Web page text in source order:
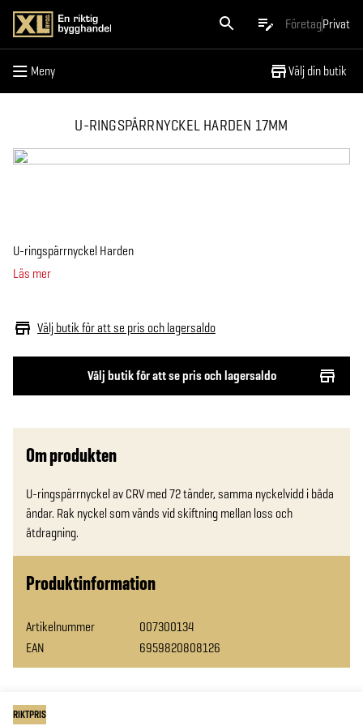
FöretagPrivat
Meny Välj din butik
Meny
U-RINGSPÄRRNYCKEL HARDEN 17MM
Välj butik för att se pris och lagersaldo
Välj butik för att se pris och lagersaldo
U-ringspärrnyckel Harden
Läs mer
Om produkten
U-ringspärrnyckel av CRV med 72 tänder, samma nyckelvidd i båda
ändar. Rak nyckel som vänds vid skiftning mellan loss och
åtdragning.
Produktinformation
Artikelnummer
007300134
EAN
6959820808126
RIKTPRIS